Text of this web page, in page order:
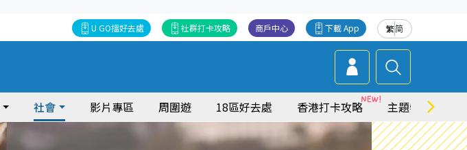
繁简
下載 App
商戶中心
社群打卡攻略
U GO搵好去處
社會 影片專區 周圍遊 18區好去處 香港打卡攻略 主題特集